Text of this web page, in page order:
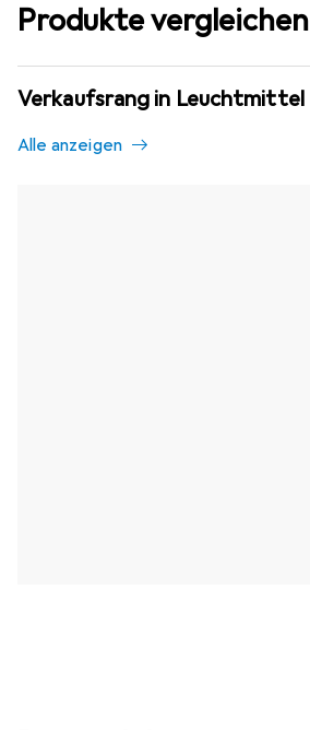
Produkte vergleichen
Verkaufsrang in Leuchtmittel
Alle anzeigen